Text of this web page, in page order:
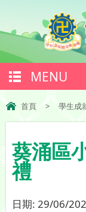
MENU
首頁 > 學生成
葵涌區
禮
日期: 29/06/